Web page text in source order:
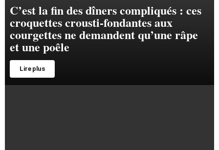
C’est la fin des dîners compliqués : ces
croquettes crousti-fondantes aux
courgettes ne demandent qu’une râpe
et une poêle
Lire plus